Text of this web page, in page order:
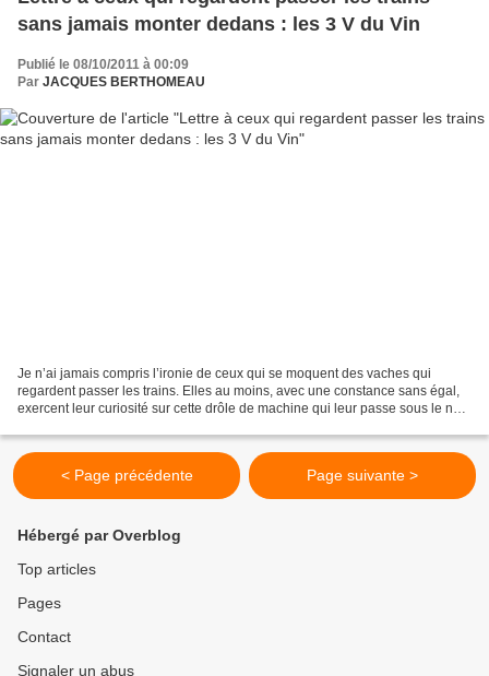
sans jamais monter dedans : les 3 V du Vin
Publié le 08/10/2011 à 00:09
Par JACQUES BERTHOMEAU
Je n’ai jamais compris l’ironie de ceux qui se moquent des vaches qui
regardent passer les trains. Elles au moins, avec une constance sans égal,
exercent leur curiosité sur cette drôle de machine qui leur passe sous le nez
< Page précédente Page suivante >
Hébergé par Overblog
Top articles
Pages
Contact
Signaler un abus